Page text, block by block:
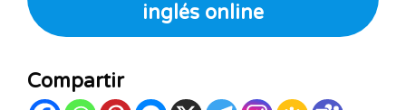
inglés online
Compartir